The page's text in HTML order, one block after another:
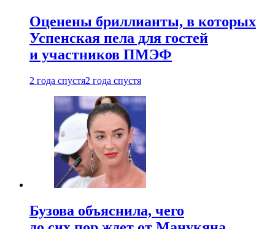
Оценены бриллианты, в которых
Успенская пела для гостей
и участников ПМЭФ
2 года спустя2 года спустя
Бузова объяснила, чего